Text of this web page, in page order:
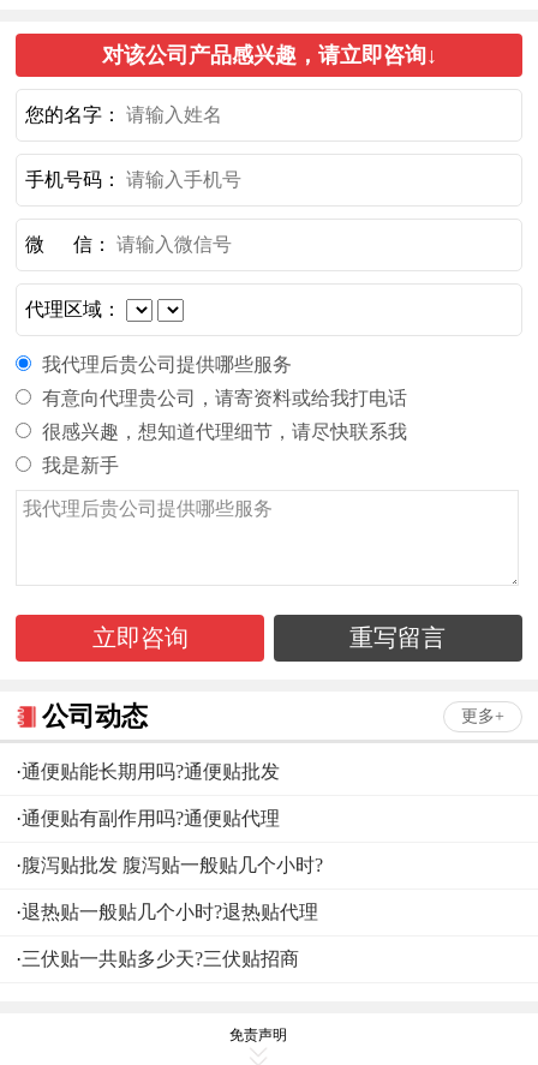
对该公司产品感兴趣，请立即咨询↓
您的名字：
手机号码：
微 信：
代理区域：
我代理后贵公司提供哪些服务
有意向代理贵公司，请寄资料或给我打电话
很感兴趣，想知道代理细节，请尽快联系我
我是新手
立即咨询 重写留言
更多+
公司动态
·通便贴能长期用吗?通便贴批发
·通便贴有副作用吗?通便贴代理
·腹泻贴批发 腹泻贴一般贴几个小时?
·退热贴一般贴几个小时?退热贴代理
·三伏贴一共贴多少天?三伏贴招商
免责声明